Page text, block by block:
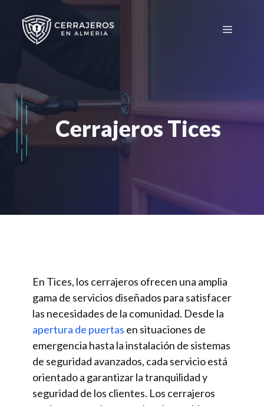
contenido
Menú
Cerrajeros Tices
En Tices, los cerrajeros ofrecen una amplia
gama de servicios diseñados para satisfacer
las necesidades de la comunidad. Desde la
apertura de puertas en situaciones de
emergencia hasta la instalación de sistemas
de seguridad avanzados, cada servicio está
orientado a garantizar la tranquilidad y
seguridad de los clientes. Los cerrajeros